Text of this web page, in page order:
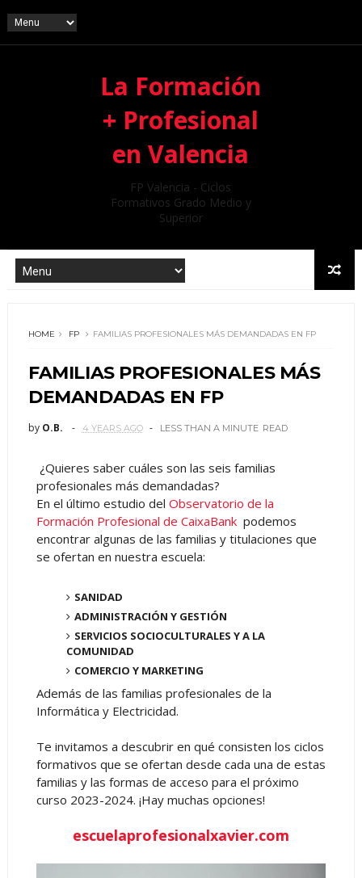
La Formación
+ Profesional
en Valencia
FP Valencia - Ciclos
Formativos Grado Medio y
Superior
HOME FP FAMILIAS PROFESIONALES MÁS DEMANDADAS EN FP
FAMILIAS PROFESIONALES MÁS
DEMANDADAS EN FP
by O.B. 4 YEARS AGO LESS THAN A MINUTE READ
¿Quieres saber cuáles son las seis familias
profesionales más demandadas?
En el último estudio del Observatorio de la
Formación Profesional de CaixaBankpodemos
encontrar algunas de las familias y titulaciones que
se ofertan en nuestra escuela:
SANIDAD
ADMINISTRACIÓN Y GESTIÓN
SERVICIOS SOCIOCULTURALES Y A LA
COMUNIDAD
COMERCIO Y MARKETING
Además de las familias profesionales de la
Informática y Electricidad.
Te invitamos a descubrir en qué consisten los ciclos
formativos que se ofertan desde cada una de estas
familias y las formas de acceso para el próximo
curso 2023-2024. ¡Hay muchas opciones!
escuelaprofesionalxavier.com